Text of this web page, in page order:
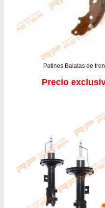
Patines Balatas de
Precio